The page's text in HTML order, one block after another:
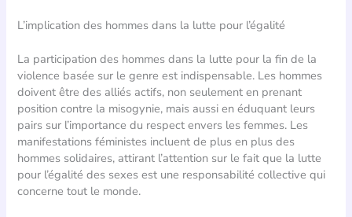
L’implication des hommes dans la lutte pour l’égalité
La participation des hommes dans la lutte pour la fin de la
violence basée sur le genre est indispensable. Les hommes
doivent être des alliés actifs, non seulement en prenant
position contre la misogynie, mais aussi en éduquant leurs
pairs sur l’importance du respect envers les femmes. Les
manifestations féministes incluent de plus en plus des
hommes solidaires, attirant l’attention sur le fait que la lutte
pour l’égalité des sexes est une responsabilité collective qui
concerne tout le monde.